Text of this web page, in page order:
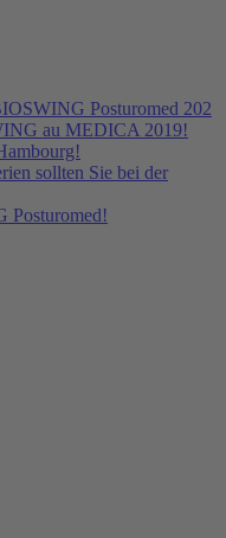
Posturomed 202
au MEDICA 2019!
sollten Sie bei der
Posturomed!